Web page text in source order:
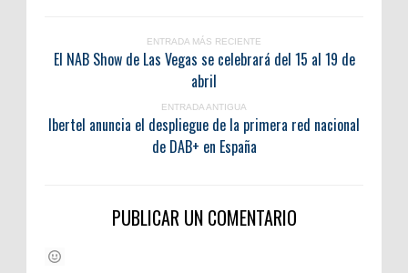
ENTRADA MÁS RECIENTE
El NAB Show de Las Vegas se celebrará del 15 al 19 de
abril
ENTRADA ANTIGUA
Ibertel anuncia el despliegue de la primera red nacional
de DAB+ en España
PUBLICAR UN COMENTARIO